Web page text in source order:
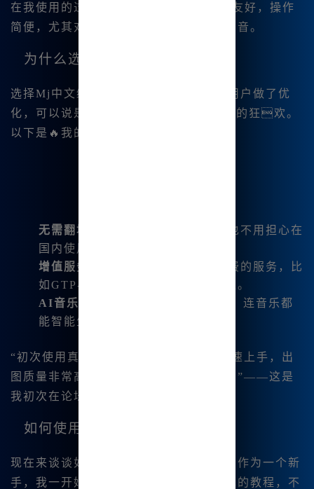
在我使用的过程中，Midjourney 的界面友好，操作
简便，尤其对于新手用户，真的是一项福音。
为什么选择Mj中文绘画？
选择Mj中文绘画，正是因为它针对国内用户做了优
化，可以说是一个
Midjourney中文 用户的狂欢。
以下是🔥我的一些体验：
无需翻墙
：这一点真的很方便，再也不用担心在
国内使用时的翻墙问题。
增值服务
：我注册后获得了许多免费的服务，比
如GTP-4O增助版本和数款绘图模型。
AI音乐生成
：它不仅可以帮我绘画，连音乐都
能智能生成，简直是全能助手。
“初次使用真的很便捷，普通用户也能快速上手，出
图质量非常高，我简直爱上了这个工具。”——这是
我初次在论坛上与大家分享的经历。
如何使用Mj中文绘画？
现在来谈谈如何才能快速掌握这个工具。作为一个新
手，我一开始也有些茫然，不过通过简单的教程，不